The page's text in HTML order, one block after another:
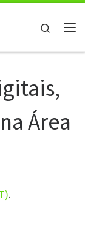
Search
Área
.